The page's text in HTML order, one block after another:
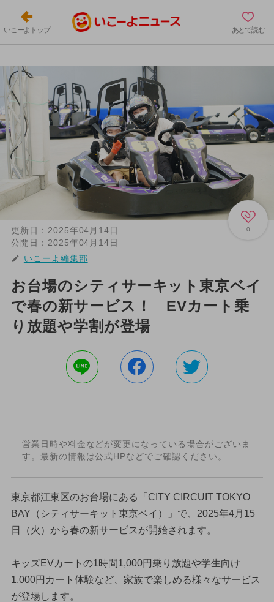
いこーよトップ あとで読む
0
更新日： 2025年04月14日
公開日： 2025年04月14日
いこーよ編集部
お台場のシティサーキット東京ベイ
で春の新サービス！ EVカート乗
り放題や学割が登場
営業日時や料金などが変更になっている場合がございま
す。最新の情報は公式HPなどでご確認ください。
東京都江東区のお台場にある「CITY CIRCUIT TOKYO
BAY（シティサーキット東京ベイ）」で、2025年4月15
日（火）から春の新サービスが開始されます。
キッズEVカートの1時間1,000円乗り放題や学生向け
1,000円カート体験など、家族で楽しめる様々なサービス
が登場します。